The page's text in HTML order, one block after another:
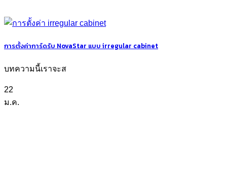
การตั้งค่าการ์ดรับ NovaStar แบบ irregular cabinet
บทความนี้เราจะส
22
ม.ค.